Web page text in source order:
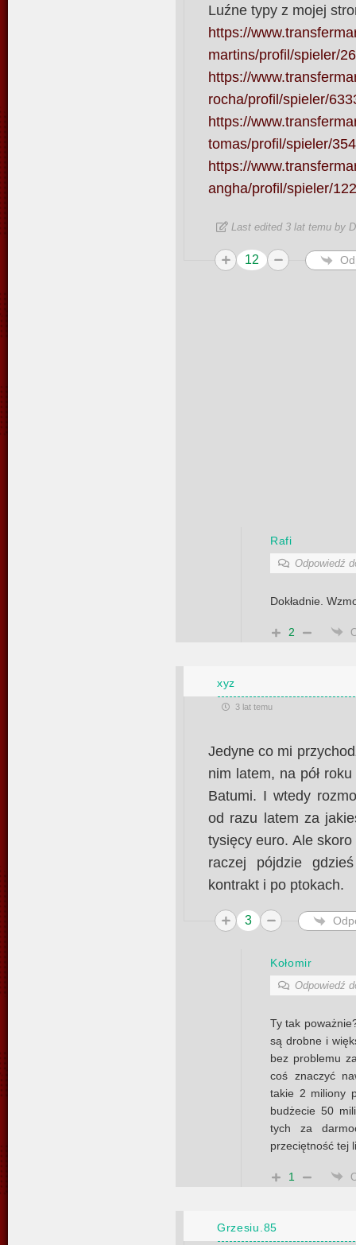
Luźne typy z mojej
https://
martins/profil/spieler/
https://
rocha/profil/spieler/
https://
tomas/profil/spieler/
https://
angha/profil/spieler/
Last edited 3 lat temu by
12
Rafi
Odpowiedź
Dokładnie.
2
xyz
3 lat temu
Jedyne co mi
nim latem, na pół
Batumi. I wtedy
od razu latem za
tysięcy euro. Ale
raczej pójdzie
kontrakt i po ptokach.
3
Kołomir
Odpowiedź
Ty tak
są drobne i
bez problemu
coś znaczyć
takie 2 miliony
budżecie 50
tych za
przeciętność tej
1
Grzesiu.85